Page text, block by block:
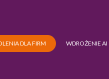
DLA FIRM WDROŻENIE AI